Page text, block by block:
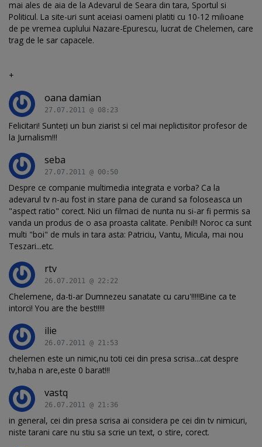
mai ales de aia de la Adevarul de Seara din tara, Sportul si
Politicul. La site-uri sunt aceiasi oameni platiti cu 10-12 milioane
de pe vremea cuplului Nazare-Epurescu, lucrat de Chelemen, care
trag de le sar capacele.
+
oana damian
27.07.2011 @ 08:23
Felicitari! Sunteţi un bun ziarist si cel mai neplictisitor profesor de
la Jurnalism!!!
seba
27.07.2011 @ 00:50
Despre ce companie multimedia integrata e vorba? Ca la
adevarul tv n-au fost in stare pana de curand sa foloseasca un
"aspect ratio" corect. Nici un filmaci de nunta nu si-ar fi permis sa
vanda un produs de o asa proasta calitate. Penibil!! Noroc ca sunt
multi "boi" de muls in tara asta: Patriciu, Vantu, Micula, mai nou
Teszari...etc.
rtv
26.07.2011 @ 22:22
Chelemene, da-ti-ar Dumnezeu sanatate cu caru'!!!!!Bine ca te
intorci! You are the best!!!!!
ilie
26.07.2011 @ 21:53
chelemen este un nimic,nu toti cei din presa scrisa...cat despre
tv,haba n are,este 0 barat!!!
vastq
26.07.2011 @ 21:36
in general, cei din presa scrisa ai considera pe cei din tv nimicuri,
niste tarani care nu stiu sa scrie un text, o stire, corect.